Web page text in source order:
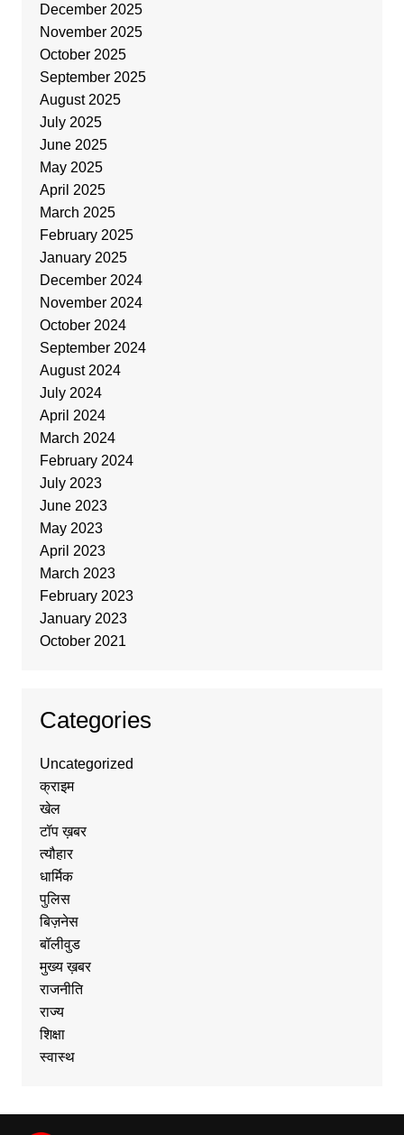
December 2025
November 2025
October 2025
September 2025
August 2025
July 2025
June 2025
May 2025
April 2025
March 2025
February 2025
January 2025
December 2024
November 2024
October 2024
September 2024
August 2024
July 2024
April 2024
March 2024
February 2024
July 2023
June 2023
May 2023
April 2023
March 2023
February 2023
January 2023
October 2021
Categories
Uncategorized
क्राइम
खेल
टॉप ख़बर
त्यौहार
धार्मिक
पुलिस
बिज़नेस
बॉलीवुड
मुख्य ख़बर
राजनीति
राज्य
शिक्षा
स्वास्थ